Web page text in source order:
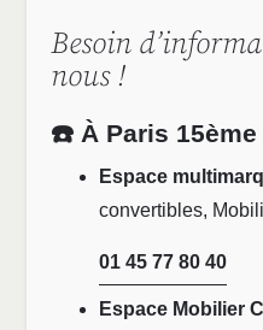
Besoin
nous !
☎️ À Paris 15ème
Espace
convertibles,
01 45 77 80 40
Espace Mobilier